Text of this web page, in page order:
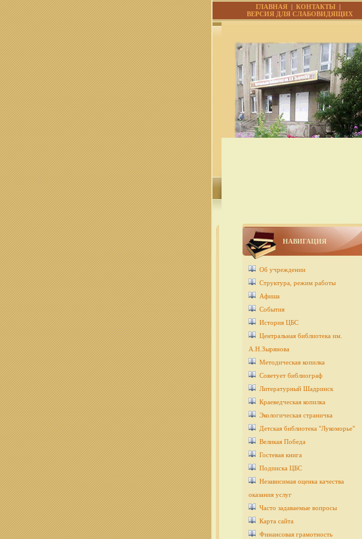
ГЛАВНАЯ| КОНТАКТЫ |
ВЕРСИЯ ДЛЯ СЛАБОВИДЯЩИХ
НАВИГАЦИЯ
Об учреждении
Структура, режим работы
Афиша
События
История ЦБС
Центральная библиотека им.
А.Н.Зырянова
Методическая копилка
Советует библиограф
Литературный Шадринск
Краеведческая копилка
Экологическая страничка
Детcкая библиотека "Лукоморье"
Великая Победа
Гостевая книга
Подписка ЦБС
Независимая оценка качества
оказания услуг
Часто задаваемые вопросы
Карта сайта
Финансовая грамотность